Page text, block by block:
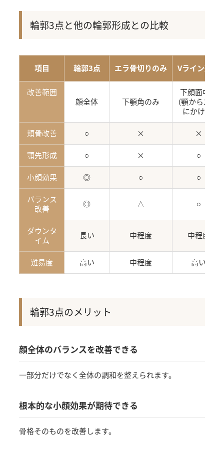
輪郭3点と他の輪郭形成との比較
項目 輪郭3点 エラ骨切りのみ Vライン形成
改善範囲
顔全体
下顎角のみ
下顔面中心
(顎からエラ
にかけて)
頬骨改善
○ ×
×
顎先形成
○ ×
○
小顔効果
◎ ○
○
バランス
改善
◎ △ ○
ダウンタ
イム
長い 中程度 中程度
難易度 高い 中程度 高い
輪郭3点のメリット
顔全体のバランスを改善できる
一部分だけでなく全体の調和を整えられます。
根本的な小顔効果が期待できる
骨格そのものを改善します。